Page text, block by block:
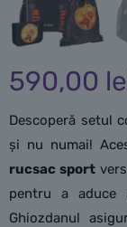
590,00
Descoperă setul
și nu numai!
rucsac sport
pentru a aduce
Ghiozdanul